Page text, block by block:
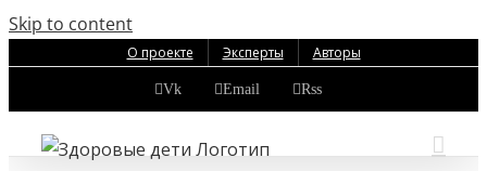
Skip to content
О проекте Эксперты Авторы
Vk Email Rss